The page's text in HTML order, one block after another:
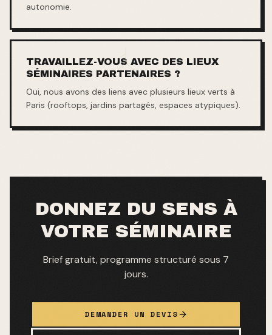
autonomie.
TRAVAILLEZ-VOUS AVEC DES LIEUX
SÉMINAIRES PARTENAIRES ?
Oui, nous avons des liens avec plusieurs lieux verts à
Paris (rooftops, jardins partagés, espaces atypiques).
DONNEZ DU SENS À
VOTRE SÉMINAIRE
Brief gratuit, programme structuré sous 7
jours.
DEMANDER UN DEVIS